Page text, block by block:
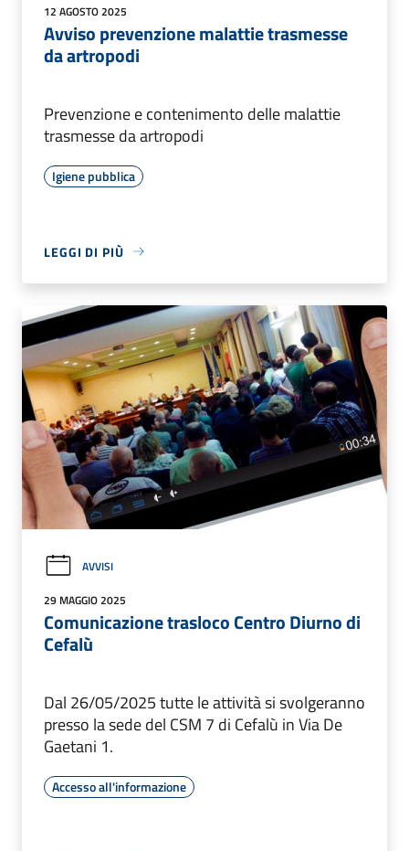
12 AGOSTO 2025
Avviso prevenzione malattie trasmesse
da artropodi
Prevenzione e contenimento delle malattie
trasmesse da artropodi
Igiene pubblica
LEGGI DI PIÙ
AVVISI
29 MAGGIO 2025
Comunicazione trasloco Centro Diurno di
Cefalù
Dal 26/05/2025 tutte le attività si svolgeranno
presso la sede del CSM 7 di Cefalù in Via De
Gaetani 1.
Accesso all'informazione